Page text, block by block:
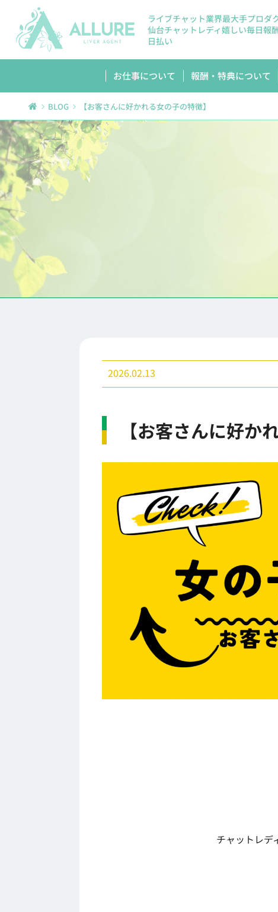
ライブチャット業界最大手プロダ
仙台チャットレディ嬉しい毎日報
日払い
お仕事について 報酬・特典について
BLOG 【お客さんに好かれる女の子の特徴】
2026.02.13
【お客さんに好か
チャットレデ